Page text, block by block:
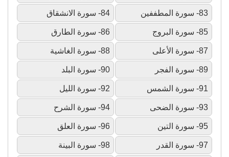
83- سورة المطففين 84- سورة الانشقاق
85- سورة البروج 86- سورة الطارق
87- سورة الأعلى 88- سورة الغاشية
89- سورة الفجر 90- سورة البلد
91- سورة الشمس 92- سورة الليل
93- سورة الضحى 94- سورة الشرح
95- سورة التين 96- سورة العلق
97- سورة القدر 98- سورة البينة